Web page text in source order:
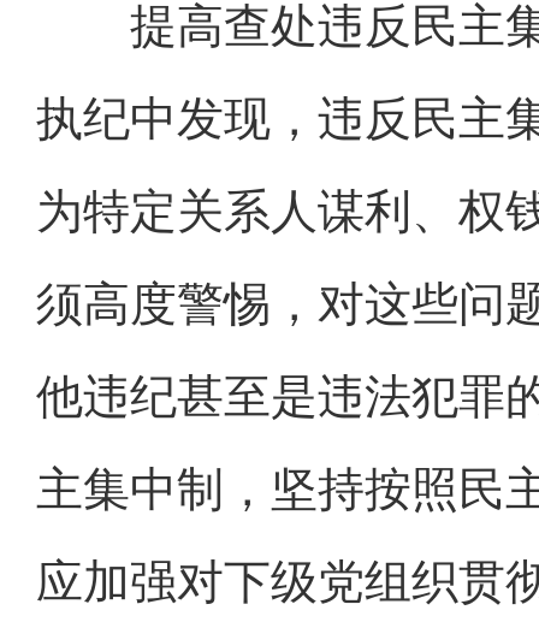
提高查处违反民主集
执纪中发现，违反民主
为特定关系人谋利、权
须高度警惕，对这些问
他违纪甚至是违法犯罪
主集中制，坚持按照民
应加强对下级党组织贯